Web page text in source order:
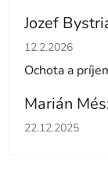
Jozef
Hodnotenie
12.2.2026
Ochota a
Marián
Hodnotenie
22.12.2025